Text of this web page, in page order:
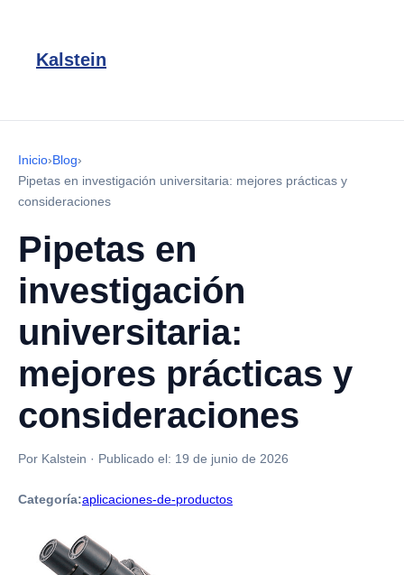
Kalstein
Inicio›Blog›
Pipetas en investigación universitaria: mejores prácticas y
consideraciones
Pipetas en
investigación
universitaria:
mejores prácticas y
consideraciones
Por Kalstein · Publicado el: 19 de junio de 2026
Categoría:aplicaciones-de-productos